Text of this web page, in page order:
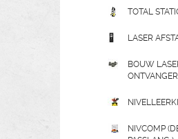
TOTAL
LASER
BOUW
NIVCOMP